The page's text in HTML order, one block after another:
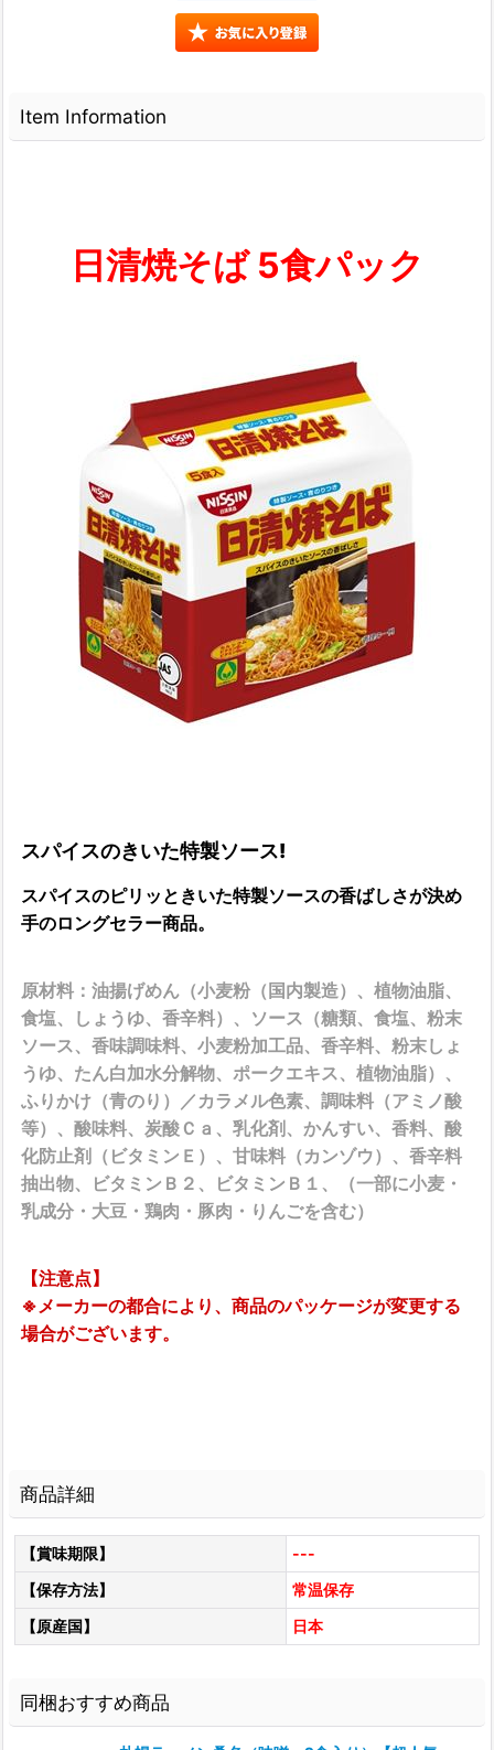
Item Information
日清焼そば 5食パック
スパイスのきいた特製ソース!
スパイスのピリッときいた特製ソースの香ばしさが決め
手のロングセラー商品。
原材料：油揚げめん（小麦粉（国内製造）、植物油脂、
食塩、しょうゆ、香辛料）、ソース（糖類、食塩、粉末
ソース、香味調味料、小麦粉加工品、香辛料、粉末しょ
うゆ、たん白加水分解物、ポークエキス、植物油脂）、
ふりかけ（青のり）／カラメル色素、調味料（アミノ酸
等）、酸味料、炭酸Ｃａ、乳化剤、かんすい、香料、酸
化防止剤（ビタミンＥ）、甘味料（カンゾウ）、香辛料
抽出物、ビタミンＢ２、ビタミンＢ１、（一部に小麦・
乳成分・大豆・鶏肉・豚肉・りんごを含む）
【注意点】
※メーカーの都合により、商品のパッケージが変更する
場合がございます。
商品詳細
【賞味期限】
---
【保存方法】
常温保存
【原産国】
日本
同梱おすすめ商品